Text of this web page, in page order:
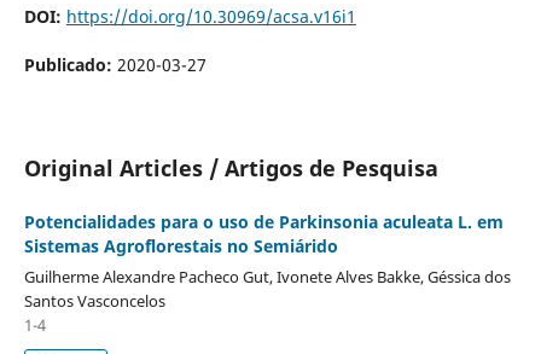
DOI: https://doi.org/10.30969/acsa.v16i1
Publicado: 2020-03-27
Original Articles / Artigos de Pesquisa
Potencialidades para o uso de Parkinsonia aculeata L. em
Sistemas Agroflorestais no Semiárido
Guilherme Alexandre Pacheco Gut, Ivonete Alves Bakke, Géssica dos
Santos Vasconcelos
1-4